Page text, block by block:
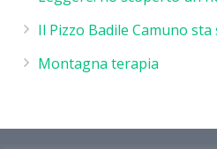
Il Pizzo Badile Camuno sta
Montagna terapia